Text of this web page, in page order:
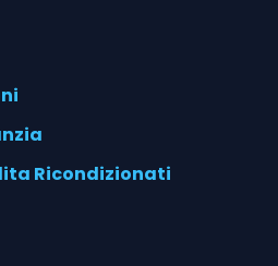
Ricondizionati